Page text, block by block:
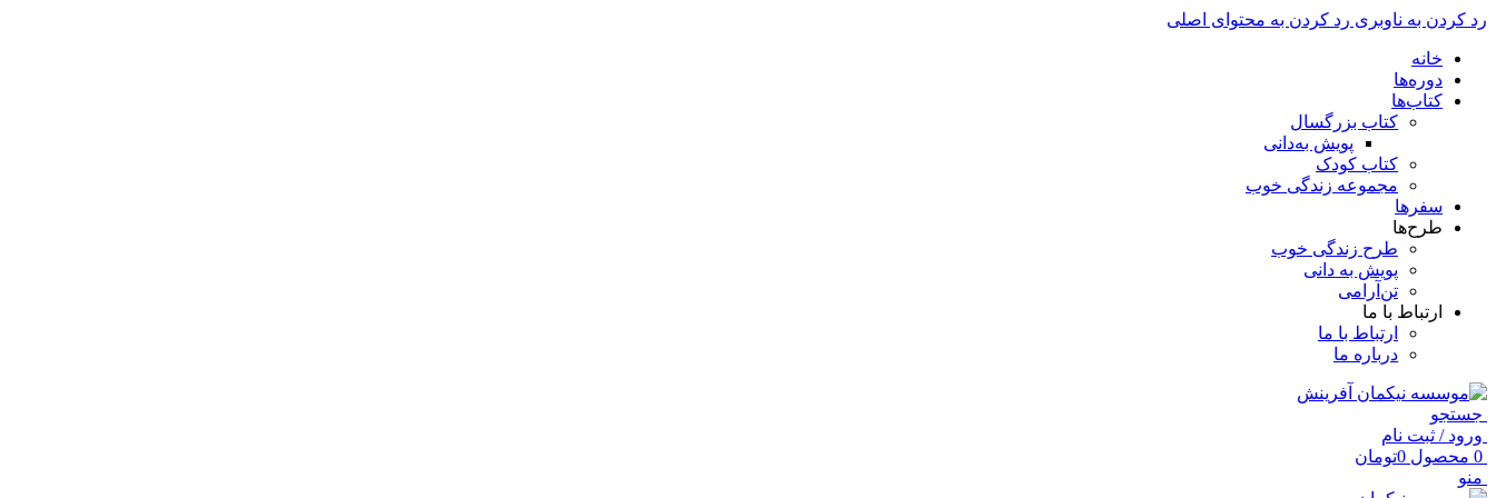
رد کردن به ناوبری رد کردن به محتوای اصلی
خانه
دوره‌ها
کتاب‌ها
کتاب بزرگسال
پویش به‌دانی
کتاب کودک
مجموعه زندگی خوب
سفرها
طرح‌ها
طرح زندگی خوب
پویش به دانی
تن‌آرامی
ارتباط با ما
ارتباط با ما
درباره ما
جستجو
ورود / ثبت نام
0 محصول 0تومان
منو